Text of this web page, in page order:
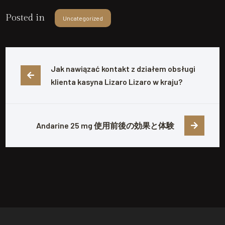
Posted in Uncategorized
Jak nawiązać kontakt z działem obsługi
klienta kasyna Lizaro Lizaro w kraju?
Andarine 25 mg 使用前後の効果と体験